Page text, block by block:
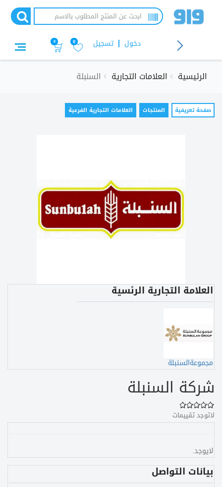
تسجيل دخول 0
0
الرئيسية العلامات التجارية السنبلة
التبويبات
صفحة تعريفية (علامة
التبويب
المنتجات العلامات التجارية الفرعية
العلامة التجارية الرئسية
مجموعةالسنبلة
شركة السنبلة
لاتوجد تقييمات
لايوجد.
بيانات التواصل